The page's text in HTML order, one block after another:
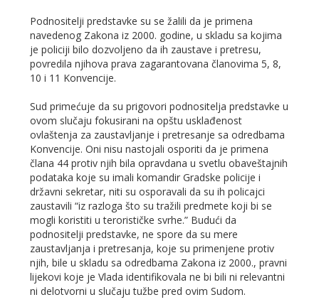
Podnositelji predstavke su se žalili da je primena
navedenog Zakona iz 2000. godine, u skladu sa kojima
je policiji bilo dozvoljeno da ih zaustave i pretresu,
povredila njihova prava zagarantovana članovima 5, 8,
10 i 11 Konvencije.
Sud primećuje da su prigovori podnositelja predstavke u
ovom slučaju fokusirani na opštu usklađenost
ovlaštenja za zaustavljanje i pretresanje sa odredbama
Konvencije. Oni nisu nastojali osporiti da je primena
člana 44 protiv njih bila opravdana u svetlu obaveštajnih
podataka koje su imali komandir Gradske policije i
državni sekretar, niti su osporavali da su ih policajci
zaustavili “iz razloga što su tražili predmete koji bi se
mogli koristiti u terorističke svrhe.” Budući da
podnositelji predstavke, ne spore da su mere
zaustavljanja i pretresanja, koje su primenjene protiv
njih, bile u skladu sa odredbama Zakona iz 2000., pravni
lijekovi koje je Vlada identifikovala ne bi bili ni relevantni
ni delotvorni u slučaju tužbe pred ovim Sudom.